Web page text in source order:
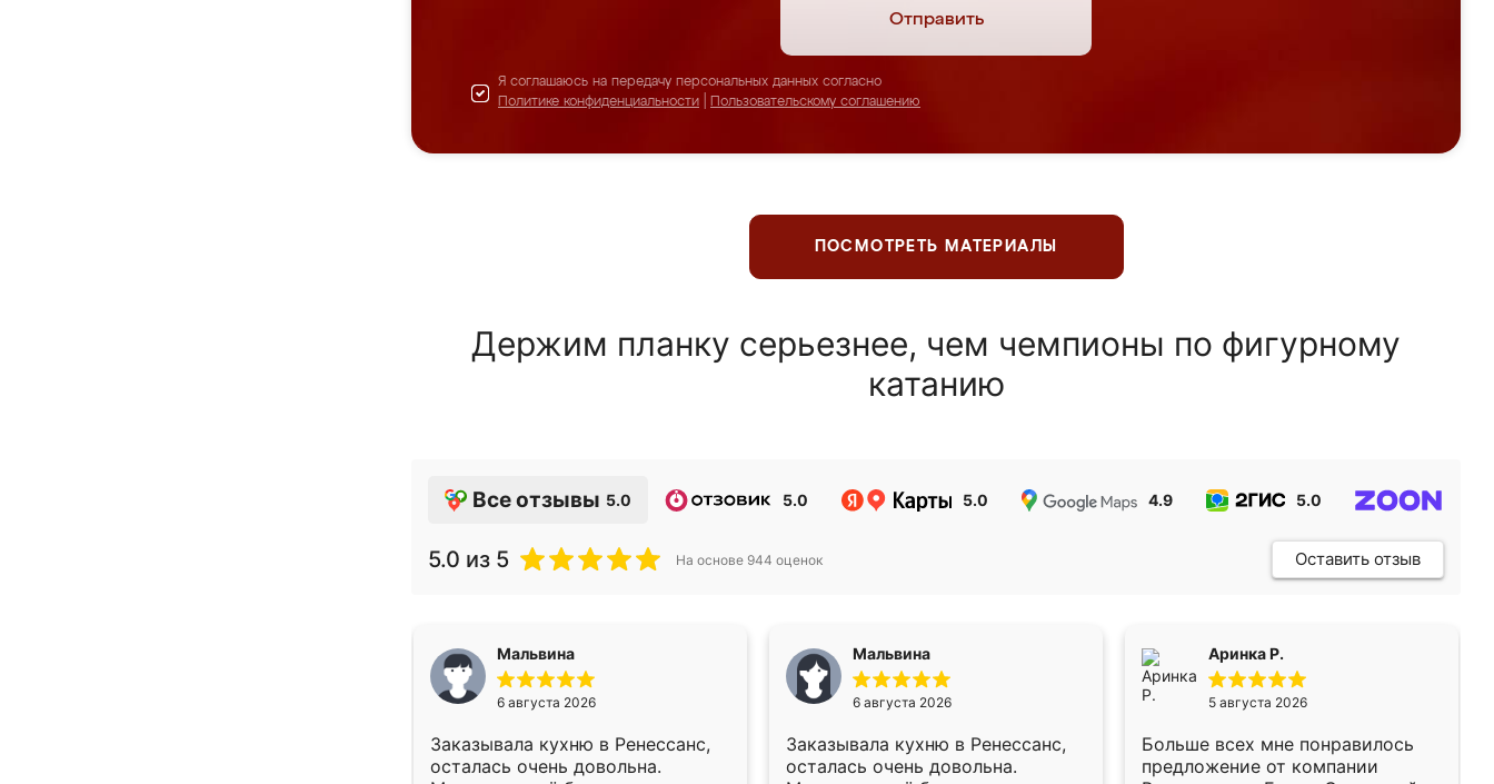
Отправить
Я соглашаюсь на передачу персональных данных согласно
Политике конфиденциальности
Пользовательскому соглашению
ПОСМОТРЕТЬ МАТЕРИАЛЫ
Держим планку серьезнее, чем чемпионы по фигурному
катанию
Все отзывы 5.0 5.0 5.0 4.9 5.0
5.0 из 5 На основе 944 оценок Оставить отзыв
Мальвина
6 августа 2026
Заказывала кухню в Ренессанс,
осталась очень довольна.
Мальвина
6 августа 2026
Заказывала кухню в Ренессанс,
осталась очень довольна.
Аринка Р.
5 августа 2026
Больше всех мне понравилось
предложение от компании